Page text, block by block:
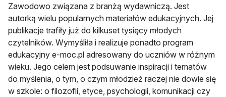
Zawodowo związana z branżą wydawniczą. Jest
autorką wielu popularnych materiałów edukacyjnych. Jej
publikacje trafiły już do kilkuset tysięcy młodych
czytelników. Wymyśliła i realizuje ponadto program
edukacyjny e-moc.pl adresowany do uczniów w różnym
wieku. Jego celem jest podsuwanie inspiracji i tematów
do myślenia, o tym, o czym młodzież raczej nie dowie się
w szkole: o filozofii, etyce, psychologii, komunikacji czy